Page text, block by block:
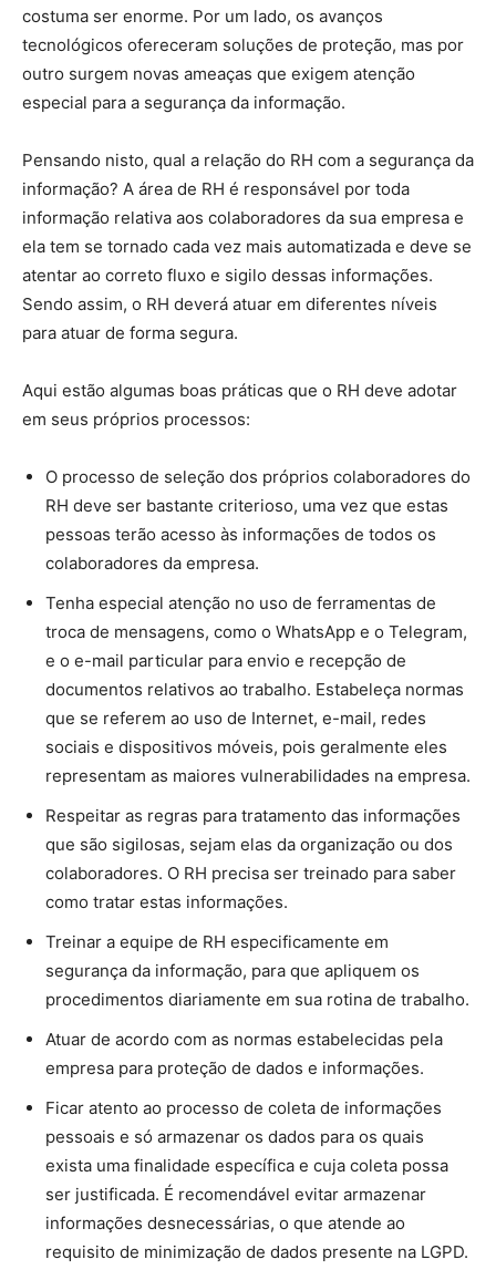
costuma ser enorme. Por um lado, os avanços
tecnológicos ofereceram soluções de proteção, mas por
outro surgem novas ameaças que exigem atenção
especial para a segurança da informação.
Pensando nisto, qual a relação do RH com a segurança da
informação? A área de RH é responsável por toda
informação relativa aos colaboradores da sua empresa e
ela tem se tornado cada vez mais automatizada e deve se
atentar ao correto fluxo e sigilo dessas informações.
Sendo assim, o RH deverá atuar em diferentes níveis
para atuar de forma segura.
Aqui estão algumas boas práticas que o RH deve adotar
em seus próprios processos:
O processo de seleção dos próprios colaboradores do
RH deve ser bastante criterioso, uma vez que estas
pessoas terão acesso às informações de todos os
colaboradores da empresa.
Tenha especial atenção no uso de ferramentas de
troca de mensagens, como o WhatsApp e o Telegram,
e o e-mail particular para envio e recepção de
documentos relativos ao trabalho. Estabeleça normas
que se referem ao uso de Internet, e-mail, redes
sociais e dispositivos móveis, pois geralmente eles
representam as maiores vulnerabilidades na empresa.
Respeitar as regras para tratamento das informações
que são sigilosas, sejam elas da organização ou dos
colaboradores. O RH precisa ser treinado para saber
como tratar estas informações.
Treinar a equipe de RH especificamente em
segurança da informação, para que apliquem os
procedimentos diariamente em sua rotina de trabalho.
Atuar de acordo com as normas estabelecidas pela
empresa para proteção de dados e informações.
Ficar atento ao processo de coleta de informações
pessoais e só armazenar os dados para os quais
exista uma finalidade específica e cuja coleta possa
ser justificada. É recomendável evitar armazenar
informações desnecessárias, o que atende ao
requisito de minimização de dados presente na LGPD.